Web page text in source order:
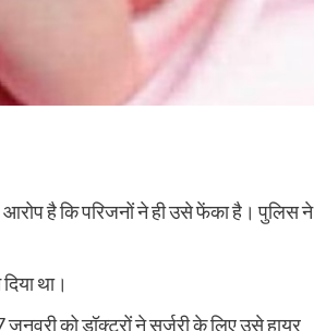
है कि परिजनों ने ही उसे फेंका है। पुलिस ने
था।
को डॉक्टरों ने सर्जरी के लिए उसे हायर